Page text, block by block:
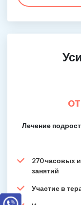
от
Лечение
270 часовых
занятий
Участие в